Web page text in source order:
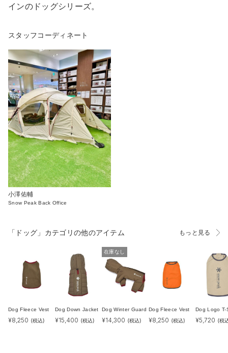
インのドッグシリーズ。
スタッフコーディネート
小澤佑輔
Snow Peak Back Office
「ドッグ」カテゴリの他のアイテム もっと見る
Dog Fleece Vest
¥8,250 (税込)
Dog Down Jacket
¥15,400 (税込)
在庫なし
Dog Winter Guard
¥14,300 (税込)
Dog Fleece Vest
¥8,250 (税込)
Dog Logo T-
¥5,720 (税